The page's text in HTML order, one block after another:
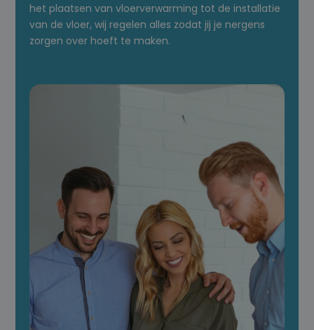
het plaatsen van vloerverwarming tot de installatie
van de vloer, wij regelen alles zodat jij je nergens
zorgen over hoeft te maken.